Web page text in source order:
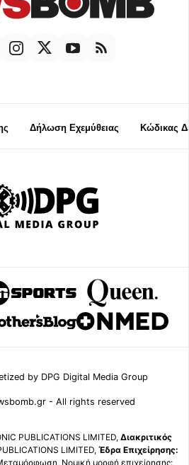
Δήλωση Εχεμύθειας Κώδικας
by DPG Digital Media Group
- All rights reserved
PUBLICATIONS LIMITED, Διακριτικός
LIMITED, Έδρα Επιχείρησης:
Νομική μορφή επιχείρησης: